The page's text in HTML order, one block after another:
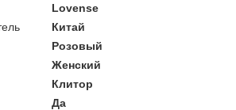
Lovense
Китай
Розовый
Женский
Клитор
Да